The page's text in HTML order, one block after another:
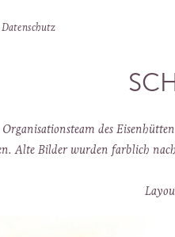
Datenschutz
des
Alte Bilder wurden farblich